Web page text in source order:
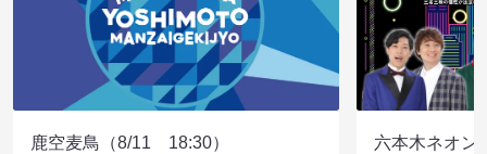
鹿空麦鳥（8/11 18:30）
六本木ネオン